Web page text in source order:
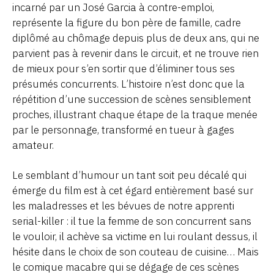
incarné par un José Garcia à contre-emploi,
représente la figure du bon père de famille, cadre
diplômé au chômage depuis plus de deux ans, qui ne
parvient pas à revenir dans le circuit, et ne trouve rien
de mieux pour s’en sortir que d’éliminer tous ses
présumés concurrents. L’histoire n’est donc que la
répétition d’une succession de scènes sensiblement
proches, illustrant chaque étape de la traque menée
par le personnage, transformé en tueur à gages
amateur.
Le semblant d’humour un tant soit peu décalé qui
émerge du film est à cet égard entièrement basé sur
les maladresses et les bévues de notre apprenti
serial-killer : il tue la femme de son concurrent sans
le vouloir, il achève sa victime en lui roulant dessus, il
hésite dans le choix de son couteau de cuisine… Mais
le comique macabre qui se dégage de ces scènes